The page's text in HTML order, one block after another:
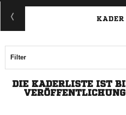
KADER
Filter
DIE KADERLISTE IST